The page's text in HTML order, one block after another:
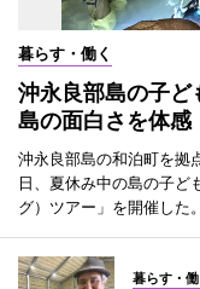
暮らす・働く
沖永良部島の子
島の面白さを体感
沖永良部島の和泊町を拠
日、夏休み中の島の子ど
グ）ツアー」を開催した。
暮らす・働